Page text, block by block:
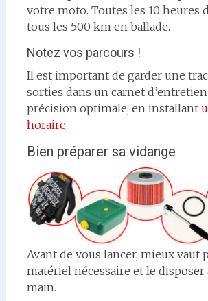
votre moto. Toutes les 10 heures
tous les 500 km en ballade.
Notez vos parcours !
Il est important de garder une
sorties dans un carnet
précision optimale, en installant
horaire.
Bien préparer sa vidange
Avant de vous lancer, mieux vaut
matériel nécessaire et le disposer
main.